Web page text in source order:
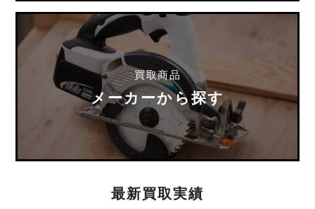
買取商品
メーカーから探す
最新買取実績